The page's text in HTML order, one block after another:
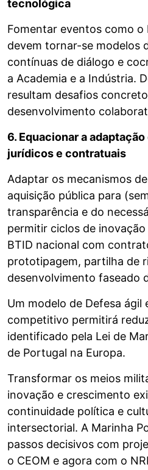
tecnológica
Fomentar eventos como o
devem tornar-se modelos
contínuas de diálogo e
a Academia e a Indústria.
resultam desafios
desenvolvimento
6. Equacionar a
jurídicos e contratuais
Adaptar os mecanismos
aquisição pública para
transparência e do
permitir ciclos de
BTID nacional com
prototipagem, partilha de
desenvolvimento faseado
Um modelo de Defesa
competitivo permitirá
identificado pela Lei de
de Portugal na Europa.
Transformar os meios
inovação e crescimento
continuidade política e
intersectorial. A Marinha
passos decisivos com
o CEOM e agora com o